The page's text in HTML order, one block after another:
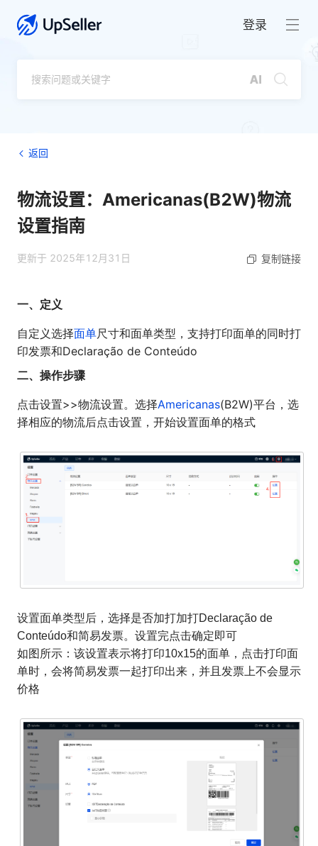
登录
返回
物流设置：Americanas(B2W)物流
设置指南
更新于 2025年12月31日 复制链接
一、定义
自定义选择面单尺寸和面单类型，支持打印面单的同时打
印发票和Declaração de Conteúdo
二、操作步骤
点击设置>>物流设置。选择Americanas(B2W)平台，选
择相应的物流后点击设置，开始设置面单的格式
设置面单类型后，选择是否加打加打Declaração de
Conteúdo和简易发票。设置完点击确定即可
如图所示：该设置表示将打印10x15的面单，点击打印面
单时，会将简易发票一起打印出来，并且发票上不会显示
价格